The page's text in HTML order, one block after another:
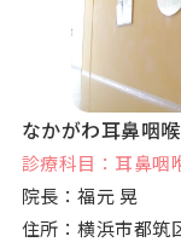
なかがわ耳鼻咽
診療科目：耳鼻咽
院長：福元 晃
住所：横浜市都筑